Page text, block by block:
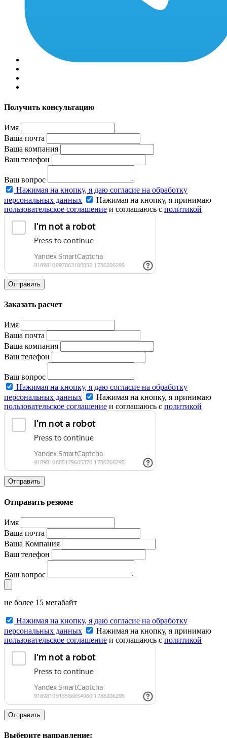
Получить консультацию
Имя
Ваша почта
Ваша компания
Ваш телефон
Ваш вопрос
Нажимая на кнопку, я даю согласие на обработку
персональных данных
Нажимая на кнопку, я принимаю
пользовательское соглашение и соглашаюсь с политикой
конфиденциальности
Отправить
Заказать расчет
Имя
Ваша почта
Ваша компания
Ваш телефон
Ваш вопрос
Нажимая на кнопку, я даю согласие на обработку
персональных данных
Нажимая на кнопку, я принимаю
пользовательское соглашение и соглашаюсь с политикой
конфиденциальности
Отправить
Отправить резюме
Имя
Ваша почта
Ваша Компания
Ваш телефон
Ваш вопрос
не более 15 мегабайт
Нажимая на кнопку, я даю согласие на обработку
персональных данных
Нажимая на кнопку, я принимаю
пользовательское соглашение и соглашаюсь с политикой
конфиденциальности
Отправить
Выберите направление: